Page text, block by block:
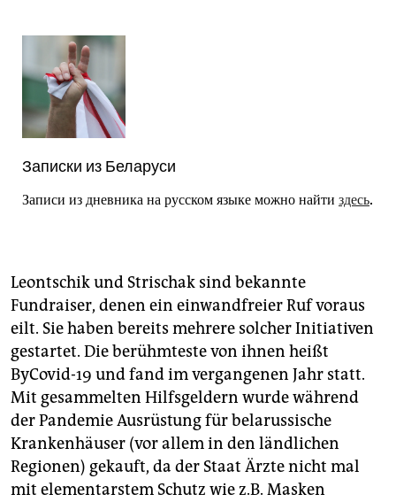
Записки из Беларуси
Записи из дневника на русском языке можно найти здесь.
Leontschik und Strischak sind bekannte
Fundraiser, denen ein einwandfreier Ruf voraus
eilt. Sie haben bereits mehrere solcher Initiativen
gestartet. Die berühmteste von ihnen heißt
ByCovid-19 und fand im vergangenen Jahr statt.
Mit gesammelten Hilfsgeldern wurde während
der Pandemie Ausrüstung für belarussische
Krankenhäuser (vor allem in den ländlichen
Regionen) gekauft, da der Staat Ärzte nicht mal
mit elementarstem Schutz wie z.B. Masken